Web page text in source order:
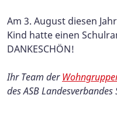
Am 3. August diesen
Kind hatte einen
DANKESCHÖN!
Ihr Team der
des ASB Landesverbandes